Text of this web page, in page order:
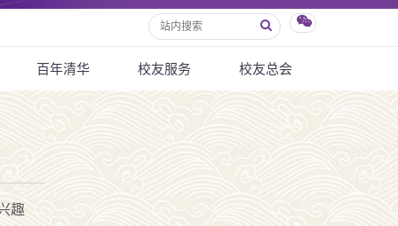
百年清华 校友服务 校友总会
趣